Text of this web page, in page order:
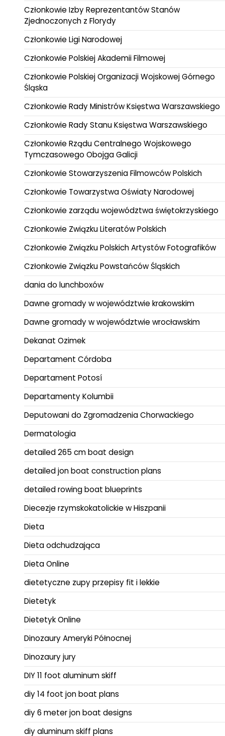
Członkowie Izby Reprezentantów Stanów
Zjednoczonych z Florydy
Członkowie Ligi Narodowej
Członkowie Polskiej Akademii Filmowej
Członkowie Polskiej Organizacji Wojskowej Górnego
Śląska
Członkowie Rady Ministrów Księstwa Warszawskiego
Członkowie Rady Stanu Księstwa Warszawskiego
Członkowie Rządu Centralnego Wojskowego
Tymczasowego Obojga Galicji
Członkowie Stowarzyszenia Filmowców Polskich
Członkowie Towarzystwa Oświaty Narodowej
Członkowie zarządu województwa świętokrzyskiego
Członkowie Związku Literatów Polskich
Członkowie Związku Polskich Artystów Fotografików
Członkowie Związku Powstańców Śląskich
dania do lunchboxów
Dawne gromady w województwie krakowskim
Dawne gromady w województwie wrocławskim
Dekanat Ozimek
Departament Córdoba
Departament Potosí
Departamenty Kolumbii
Deputowani do Zgromadzenia Chorwackiego
Dermatologia
detailed 265 cm boat design
detailed jon boat construction plans
detailed rowing boat blueprints
Diecezje rzymskokatolickie w Hiszpanii
Dieta
Dieta odchudzająca
Dieta Online
dietetyczne zupy przepisy fit i lekkie
Dietetyk
Dietetyk Online
Dinozaury Ameryki Północnej
Dinozaury jury
DIY 11 foot aluminum skiff
diy 14 foot jon boat plans
diy 6 meter jon boat designs
diy aluminum skiff plans